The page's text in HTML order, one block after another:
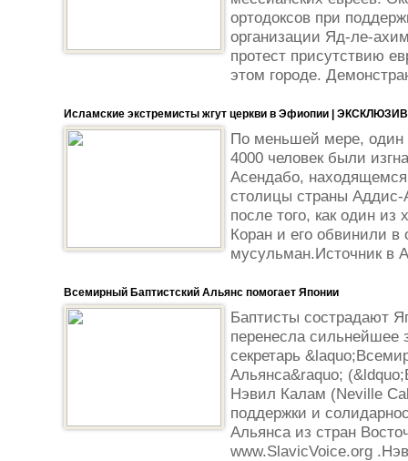
ортодоксов при
организации Яд-ле-
протест присутствию
этом городе.
Исламские экстремисты жгут церкви в Эфиопии | ЭКСКЛЮЗИВ
По меньшей мере, один
4000 человек были
Асендабо,
столицы страны
после того, как один из
Коран и его обвинили в
мусульман.Источник в
Всемирный Баптистский Альянс помогает Японии
Баптисты сострадают
перенесла сильнейшее
секретарь
Альянса&raquo;
Нэвил Калам (Neville
поддержки и
Альянса из стран
www.SlavicVoice.org